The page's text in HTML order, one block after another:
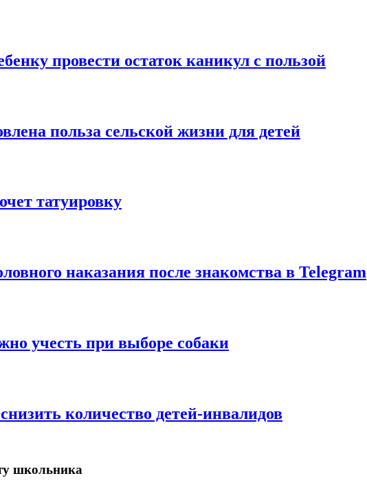
провести остаток каникул с пользой
польза сельской жизни для детей
татуировку
наказания после знакомства в Telegram
учесть при выборе собаки
количество детей-инвалидов
школьника